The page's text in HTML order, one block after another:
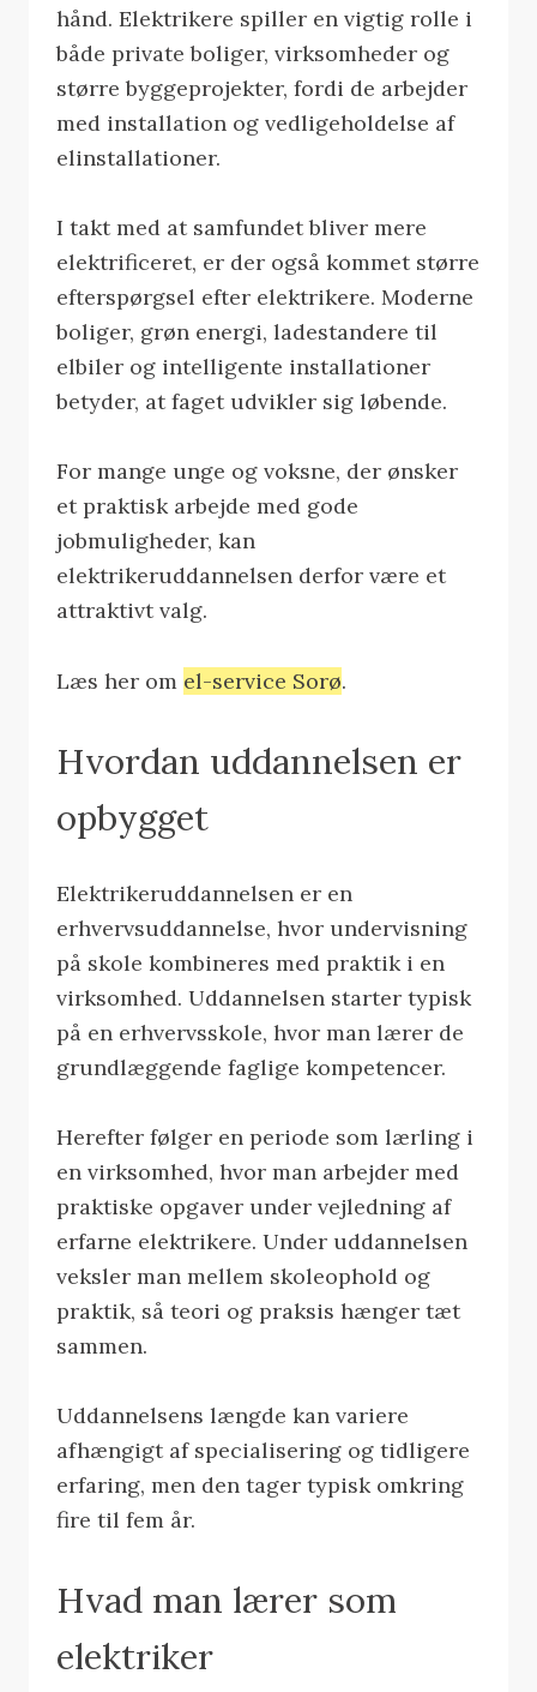
hånd. Elektrikere spiller en vigtig rolle i
både private boliger, virksomheder og
større byggeprojekter, fordi de arbejder
med installation og vedligeholdelse af
elinstallationer.
I takt med at samfundet bliver mere
elektrificeret, er der også kommet større
efterspørgsel efter elektrikere. Moderne
boliger, grøn energi, ladestandere til
elbiler og intelligente installationer
betyder, at faget udvikler sig løbende.
For mange unge og voksne, der ønsker
et praktisk arbejde med gode
jobmuligheder, kan
elektrikeruddannelsen derfor være et
attraktivt valg.
Læs her om el-service Sorø.
Hvordan uddannelsen er
opbygget
Elektrikeruddannelsen er en
erhvervsuddannelse, hvor undervisning
på skole kombineres med praktik i en
virksomhed. Uddannelsen starter typisk
på en erhvervsskole, hvor man lærer de
grundlæggende faglige kompetencer.
Herefter følger en periode som lærling i
en virksomhed, hvor man arbejder med
praktiske opgaver under vejledning af
erfarne elektrikere. Under uddannelsen
veksler man mellem skoleophold og
praktik, så teori og praksis hænger tæt
sammen.
Uddannelsens længde kan variere
afhængigt af specialisering og tidligere
erfaring, men den tager typisk omkring
fire til fem år.
Hvad man lærer som
elektriker